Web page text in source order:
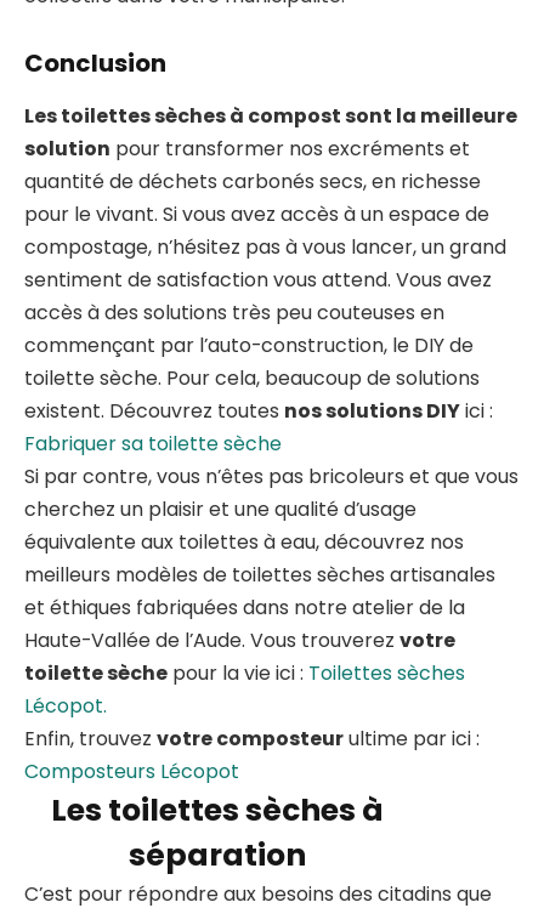
Conclusion
Les toilettes sèches à compost sont la meilleure
solution pour transformer nos excréments et
quantité de déchets carbonés secs, en richesse
pour le vivant. Si vous avez accès à un espace de
compostage, n’hésitez pas à vous lancer, un grand
sentiment de satisfaction vous attend. Vous avez
accès à des solutions très peu couteuses en
commençant par l’auto-construction, le DIY de
toilette sèche. Pour cela, beaucoup de solutions
existent. Découvrez toutes nos solutions DIYici :
Fabriquer sa toilette sèche
Si par contre, vous n’êtes pas bricoleurs et que vous
cherchez un plaisir et une qualité d’usage
équivalente aux toilettes à eau, découvrez nos
meilleurs modèles de toilettes sèches artisanales
et éthiques fabriquées dans notre atelier de la
Haute-Vallée de l’Aude. Vous trouverez votre
toilette sèche pour la vie ici : Toilettes sèches
Lécopot.
Enfin, trouvez votre composteurultime par ici :
Composteurs Lécopot
Les toilettes sèches à
séparation
C’est pour répondre aux besoins des citadins que